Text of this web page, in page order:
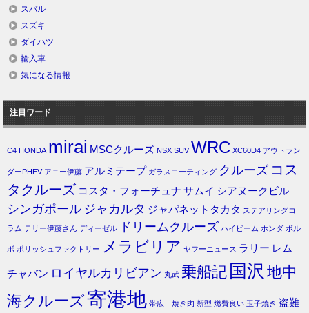
スバル
スズキ
ダイハツ
輸入車
気になる情報
注目ワード
C4 HONDA mirai MSCクルーズ NSX SUV WRC XC60D4 アウトラン
ダーPHEV アニー伊藤 アルミテープ ガラスコーティング クルーズ コス
タクルーズ コスタ・フォーチュナ サムイ シアヌークビル
シンガポール ジャカルタ ジャパネットタカタ ステアリングコ
ラム テリー伊藤さん ディーゼル ドリームクルーズ ハイビーム ホンダ ボル
ボ ポリッシュファクトリー メラビリア ヤフーニュース ラリー レム
チャバン ロイヤルカリビアン 丸武 乗船記 国沢 地中
海クルーズ寄港地 帯広 焼き肉 新型 燃費良い 玉子焼き 盗難